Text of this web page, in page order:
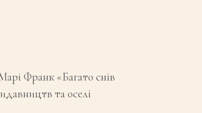
Франк «Багато снів
та оселі